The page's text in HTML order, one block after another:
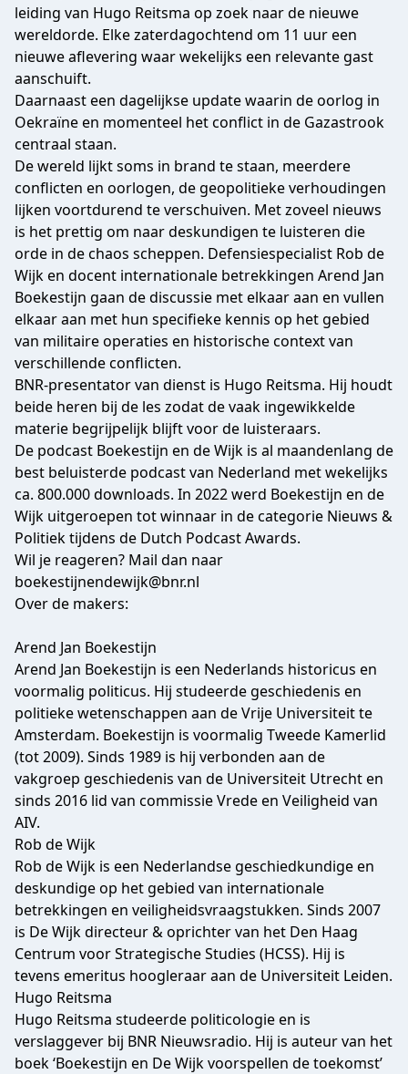
leiding van Hugo Reitsma op zoek naar de nieuwe
wereldorde. Elke zaterdagochtend om 11 uur een
nieuwe aflevering waar wekelijks een relevante gast
aanschuift.
Daarnaast een dagelijkse update waarin de oorlog in
Oekraïne en momenteel het conflict in de Gazastrook
centraal staan.
De wereld lijkt soms in brand te staan, meerdere
conflicten en oorlogen, de geopolitieke verhoudingen
lijken voortdurend te verschuiven. Met zoveel nieuws
is het prettig om naar deskundigen te luisteren die
orde in de chaos scheppen. Defensiespecialist Rob de
Wijk en docent internationale betrekkingen Arend Jan
Boekestijn gaan de discussie met elkaar aan en vullen
elkaar aan met hun specifieke kennis op het gebied
van militaire operaties en historische context van
verschillende conflicten.
BNR-presentator van dienst is Hugo Reitsma. Hij houdt
beide heren bij de les zodat de vaak ingewikkelde
materie begrijpelijk blijft voor de luisteraars.
De podcast Boekestijn en de Wijk is al maandenlang de
best beluisterde podcast van Nederland met wekelijks
ca. 800.000 downloads. In 2022 werd Boekestijn en de
Wijk uitgeroepen tot winnaar in de categorie Nieuws &
Politiek tijdens de Dutch Podcast Awards.
Wil je reageren? Mail dan naar
boekestijnendewijk@bnr.nl
Over de makers:
Arend Jan Boekestijn
Arend Jan Boekestijn is een Nederlands historicus en
voormalig politicus. Hij studeerde geschiedenis en
politieke wetenschappen aan de Vrije Universiteit te
Amsterdam. Boekestijn is voormalig Tweede Kamerlid
(tot 2009). Sinds 1989 is hij verbonden aan de
vakgroep geschiedenis van de Universiteit Utrecht en
sinds 2016 lid van commissie Vrede en Veiligheid van
AIV.
Rob de Wijk
Rob de Wijk is een Nederlandse geschiedkundige en
deskundige op het gebied van internationale
betrekkingen en veiligheidsvraagstukken. Sinds 2007
is De Wijk directeur & oprichter van het Den Haag
Centrum voor Strategische Studies (HCSS). Hij is
tevens emeritus hoogleraar aan de Universiteit Leiden.
Hugo Reitsma
Hugo Reitsma studeerde politicologie en is
verslaggever bij BNR Nieuwsradio. Hij is auteur van het
boek ‘Boekestijn en De Wijk voorspellen de toekomst’